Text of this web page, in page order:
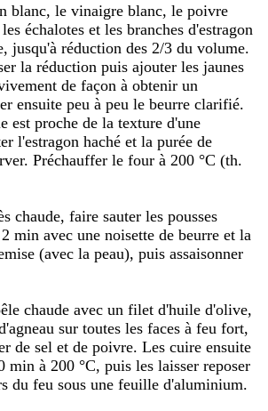
blanc, le vinaigre blanc, le poivre
échalotes et les branches d'estragon
jusqu'à réduction des 2/3 du volume.
la réduction puis ajouter les jaunes
de façon à obtenir un
ensuite peu à peu le beurre clarifié.
est proche de la texture d'une
l'estragon haché et la purée de
Préchauffer le four à 200 °C (th.
chaude, faire sauter les pousses
min avec une noisette de beurre et la
(avec la peau), puis assaisonner
chaude avec un filet d'huile d'olive,
sur toutes les faces à feu fort,
de sel et de poivre. Les cuire ensuite
min à 200 °C, puis les laisser reposer
du feu sous une feuille d'aluminium.